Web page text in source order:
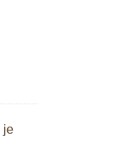
je